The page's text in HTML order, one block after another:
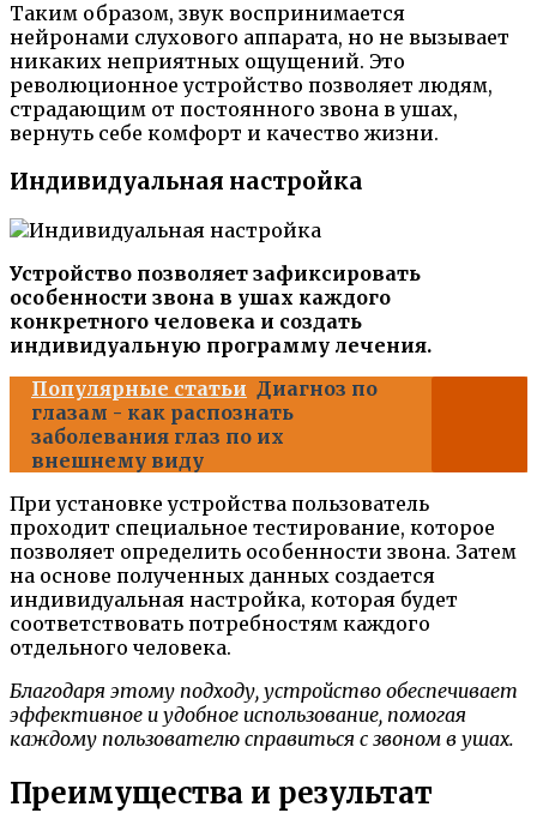
Таким образом, звук воспринимается
нейронами слухового аппарата, но не вызывает
никаких неприятных ощущений. Это
революционное устройство позволяет людям,
страдающим от постоянного звона в ушах,
вернуть себе комфорт и качество жизни.
Индивидуальная настройка
Устройство позволяет зафиксировать
особенности звона в ушах каждого
конкретного человека и создать
индивидуальную программу лечения.
Популярные статьи Диагноз по
глазам - как распознать
заболевания глаз по их
внешнему виду
При установке устройства пользователь
проходит специальное тестирование, которое
позволяет определить особенности звона. Затем
на основе полученных данных создается
индивидуальная настройка, которая будет
соответствовать потребностям каждого
отдельного человека.
Благодаря этому подходу, устройство обеспечивает
эффективное и удобное использование, помогая
каждому пользователю справиться с звоном в ушах.
Преимущества и результат